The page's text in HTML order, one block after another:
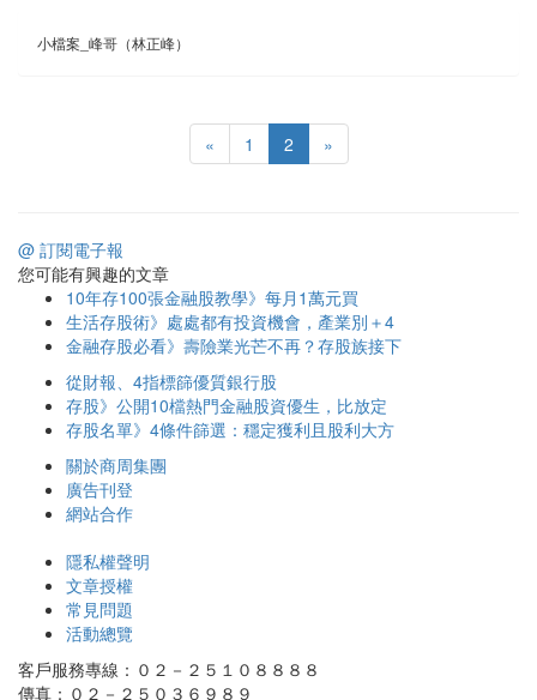
小檔案_峰哥（林正峰）
« 1 2 »
@ 訂閱電子報
您可能有興趣的文章
10年存100張金融股教學》每月1萬元買
生活存股術》處處都有投資機會，產業別＋4
金融存股必看》壽險業光芒不再？存股族接下
從財報、4指標篩優質銀行股
存股》公開10檔熱門金融股資優生，比放定
存股名單》4條件篩選：穩定獲利且股利大方
關於商周集團
廣告刊登
網站合作
隱私權聲明
文章授權
常見問題
活動總覽
客戶服務專線：０２－２５１０８８８８
傳真：０２－２５０３６９８９